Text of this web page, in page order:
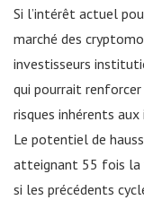
Si l’intérêt actuel
marché des
investisseurs
qui pourrait
risques inhérents
Le potentiel de
atteignant 55 fois la
si les précédents